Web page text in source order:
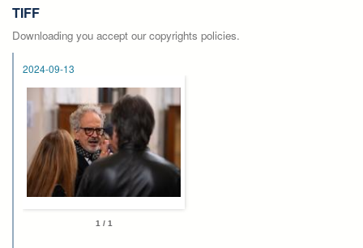
TIFF
Downloading you accept our copyrights policies.
2024-09-13
1 / 1